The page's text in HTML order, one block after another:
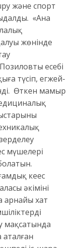
және спорт
«Ана
жөнінде
есебі
түсіп, егжей-
Өткен мамыр
мүшелері
кеңес
әкімінің
арнайы хат
мақсатында
аталған